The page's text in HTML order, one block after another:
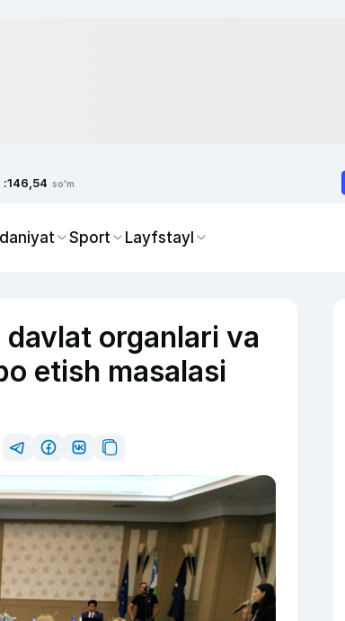
:146,54 so'm
Sport Layfstayl
davlat organlari va
etish masalasi